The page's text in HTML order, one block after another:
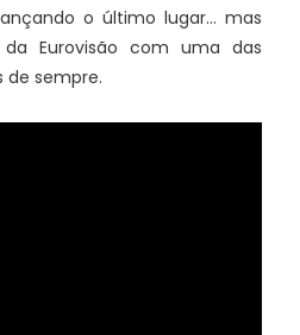
o último lugar... mas
Eurovisão com uma das
de sempre.